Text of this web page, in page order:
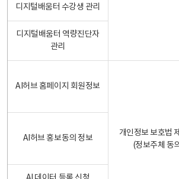
디지털배움터 수강생 관리
디지털배움터 역량진단자
관리
AI허브 홈페이지 회원정보
개인정보 보호법
(정보주체 동
AI허브 홍보동의 정보